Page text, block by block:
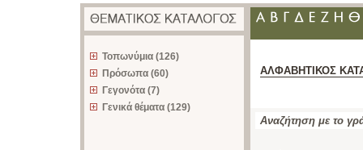
Τοπωνύμια (126)
Πρόσωπα (60)
Γεγονότα (7)
Γενικά θέματα (129)
ΑΛΦΑΒΗΤΙΚΟΣ
Αναζήτηση με το